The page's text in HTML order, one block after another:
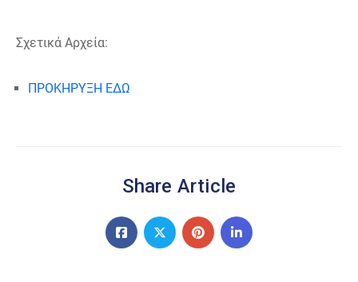
Σχετικά Αρχεία:
ΠΡΟΚΗΡΥΞΗ ΕΔΩ
Share Article